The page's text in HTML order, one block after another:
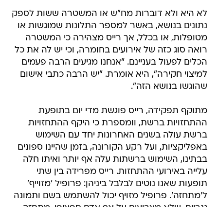
לא היא ולא דוברות מח"ש או המשטרה ששות לספק
נתונים בנושא, באשר למספר התלונות שמוגשות או
מטופלות, או בכלל, אך רייס מצהירה כי המשטרה
רואה סוג כזה של אירועים בחומרה, וכי יש לה את כל
הכלים לפעול בעניינם. "אנחנו מגיעים הרבה פעמים
למיצוי חקירה", היא אומרת. "יש הרבה כתבי אישום
שהוגשו בנושא הזה".
מתוקף תפקידה, רייס פוגשת מדי יום בתופעת
ההתחזויות ברשת, וומספרת כי היקף ההתחזויות
ברשת עולה בשנים האחרונות יחד עם השימוש
באפליקציות, ועל רקע הקורונה, בזמן שהיינו ספונים
בבתינו, השימוש ברשתות עלה אף יותר ואיתו חלה
עלייה באירועי ההתחזות. רייס מפרידה בין שתי
תופעות שאנו נוטים לבלבל ביניהן: פרופיל 'מזוייף'
ל'מתחזה'. פרופיל מזויף יכול להשתמש בשם ותמונה